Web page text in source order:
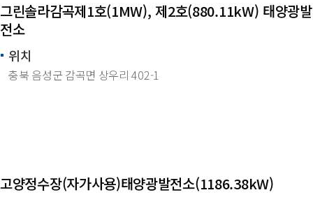
그린솔라감곡제1호(1MW), 제2호(880.11kW) 태양광발
전소
위치
충북 음성군 감곡면 상우리 402-1
고양정수장(자가사용)태양광발전소(1186.38kW)